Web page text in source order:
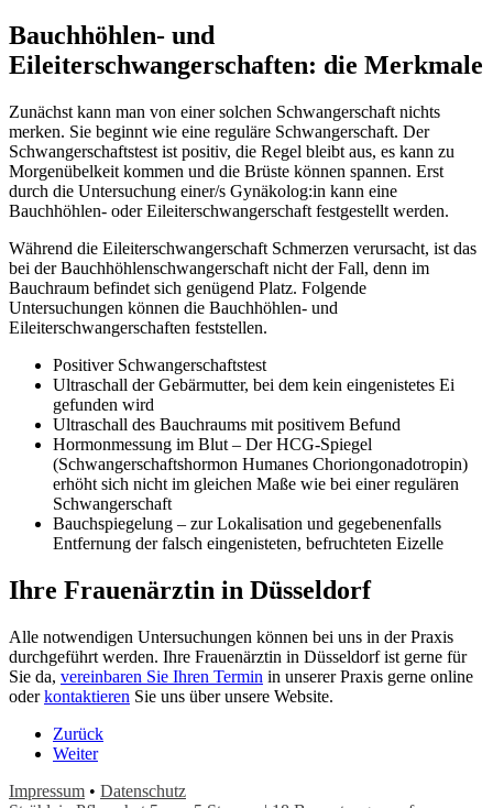
Bauchhöhlen- und
Eileiterschwangerschaften: die Merkmale
Zunächst kann man von einer solchen Schwangerschaft nichts
merken. Sie beginnt wie eine reguläre Schwangerschaft. Der
Schwangerschaftstest ist positiv, die Regel bleibt aus, es kann zu
Morgenübelkeit kommen und die Brüste können spannen. Erst
durch die Untersuchung einer/s Gynäkolog:in kann eine
Bauchhöhlen- oder Eileiterschwangerschaft festgestellt werden.
Während die Eileiterschwangerschaft Schmerzen verursacht, ist das
bei der Bauchhöhlenschwangerschaft nicht der Fall, denn im
Bauchraum befindet sich genügend Platz. Folgende
Untersuchungen können die Bauchhöhlen- und
Eileiterschwangerschaften feststellen.
Positiver Schwangerschaftstest
Ultraschall der Gebärmutter, bei dem kein eingenistetes Ei
gefunden wird
Ultraschall des Bauchraums mit positivem Befund
Hormonmessung im Blut – Der HCG-Spiegel
(Schwangerschaftshormon Humanes Choriongonadotropin)
erhöht sich nicht im gleichen Maße wie bei einer regulären
Schwangerschaft
Bauchspiegelung – zur Lokalisation und gegebenenfalls
Entfernung der falsch eingenisteten, befruchteten Eizelle
Ihre Frauenärztin in Düsseldorf
Alle notwendigen Untersuchungen können bei uns in der Praxis
durchgeführt werden. Ihre Frauenärztin in Düsseldorf ist gerne für
Sie da, vereinbaren Sie Ihren Termin in unserer Praxis gerne online
oderkontaktieren Sie uns über unsere Website.
Zurück
Weiter
Impressum • Datenschutz